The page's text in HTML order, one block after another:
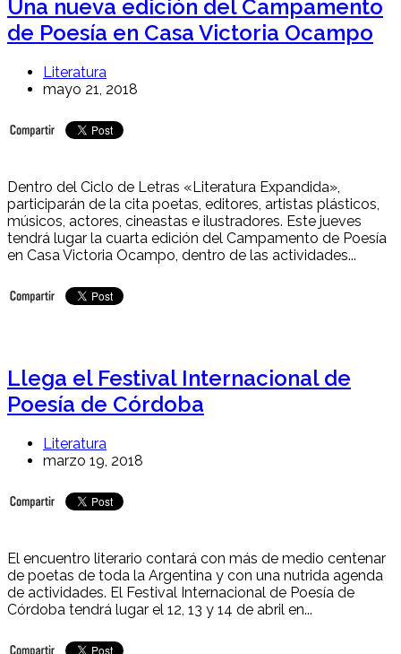
Una nueva edición del Campamento
de Poesía en Casa Victoria Ocampo
Literatura
mayo 21, 2018
Dentro del Ciclo de Letras «Literatura Expandida»,
participarán de la cita poetas, editores, artistas plásticos,
músicos, actores, cineastas e ilustradores. Este jueves
tendrá lugar la cuarta edición del Campamento de Poesía
en Casa Victoria Ocampo, dentro de las actividades...
Llega el Festival Internacional de
Poesía de Córdoba
Literatura
marzo 19, 2018
El encuentro literario contará con más de medio centenar
de poetas de toda la Argentina y con una nutrida agenda
de actividades. El Festival Internacional de Poesía de
Córdoba tendrá lugar el 12, 13 y 14 de abril en...